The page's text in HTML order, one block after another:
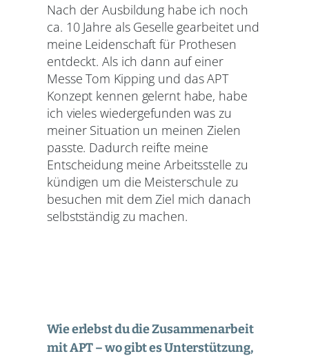
Nach der Ausbildung habe ich noch
ca. 10 Jahre als Geselle gearbeitet und
meine Leidenschaft für Prothesen
entdeckt. Als ich dann auf einer
Messe Tom Kipping und das APT
Konzept kennen gelernt habe, habe
ich vieles wiedergefunden was zu
meiner Situation un meinen Zielen
passte. Dadurch reifte meine
Entscheidung meine Arbeitsstelle zu
kündigen um die Meisterschule zu
besuchen mit dem Ziel mich danach
selbstständig zu machen.
Wie erlebst du die Zusammenarbeit
mit APT – wo gibt es Unterstützung,